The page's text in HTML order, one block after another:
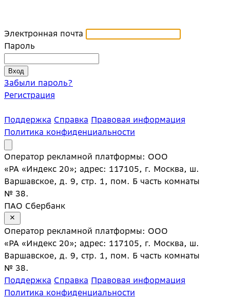
Электронная почта
Пароль
Забыли пароль?
Регистрация
Поддержка Справка Правовая информация
Политика конфиденциальности
Оператор рекламной платформы: ООО
«РА «Индекс 20»; адрес: 117105, г. Москва, ш.
Варшавское, д. 9, стр. 1, пом. Б часть комнаты
№ 38.
ПАО Сбербанк
Оператор рекламной платформы: ООО
«РА «Индекс 20»; адрес: 117105, г. Москва, ш.
Варшавское, д. 9, стр. 1, пом. Б часть комнаты
№ 38.
Поддержка Справка Правовая информация
Политика конфиденциальности